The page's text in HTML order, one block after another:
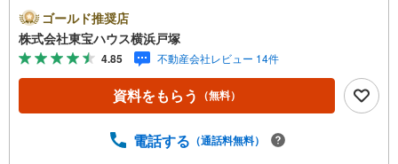
で、家事の負担にも配慮されています♪■ラウンジやゲスト
ルームなど共用施設も利用可能で、ご家族やゲストとの時
間も楽しめます！＝＝＝＝＝＝＝＝＝＝＝＝＝＝＝＝＝＝
＝＝【東宝ハウス横浜戸塚】提携銀行 じぶん銀行利用可 *
がん100％保証団信＋全疾病保障付き＝＝＝＝＝＝＝＝＝＝
＝＝＝＝＝＝＝＝＝＝○現地見学会（事前に必ずお問い合わ
00まで。ご自宅へお迎え、最寄駅でお待ち合わせ、弊社へ
ゴールド推奨店
株式会社東宝ハウス横浜戸塚
4.85 不動産会社レビュー 14件
資料をもらう （無料）
電話する （通話料無料）